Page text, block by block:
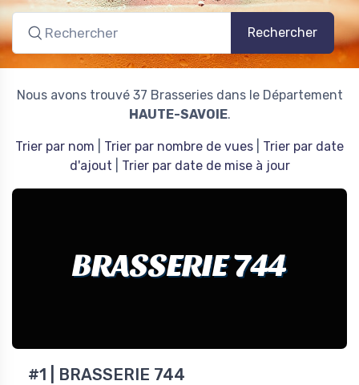
Rechercher
Nous avons trouvé 37 Brasseries dans le Département
HAUTE-SAVOIE.
Trier par nom Trier par nombre de vues
Trier par date
d'ajout
Trier par date de mise à jour
BRASSERIE 744
#1 | BRASSERIE 744